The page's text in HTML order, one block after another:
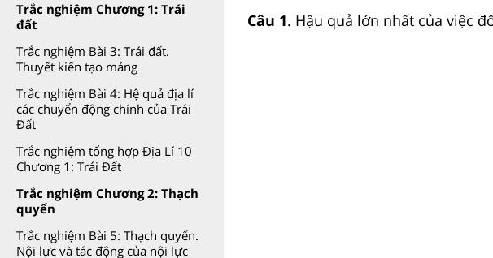
Trắc nghiệm Chương 1: Trái
đất
Trắc nghiệm Bài 3: Trái đất.
Thuyết kiến tạo mảng
Trắc nghiệm Bài 4: Hệ quả địa lí
các chuyển động chính của Trái
Đất
Trắc nghiệm tổng hợp Địa Lí 10
Chương 1: Trái Đất
Trắc nghiệm Chương 2: Thạch
quyển
Trắc nghiệm Bài 5: Thạch quyển.
Nội lực và tác động của nội lực
Câu 1. Hậu quả lớn nhất của việc